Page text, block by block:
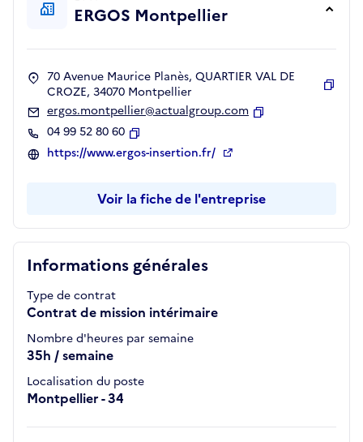
Informations générales
Type de contrat
Contrat de mission intérimaire
Nombre d'heures par semaine
35h / semaine
Localisation du poste
Montpellier - 34
ERGOS Montpellier
70 Avenue Maurice Planès, QUARTIER VAL DE
CROZE, 34070 Montpellier
ergos.montpellier@actualgroup.com
04 99 52 80 60
Copier
https://www.ergos-insertion.fr/
Voir la fiche de l'entreprise